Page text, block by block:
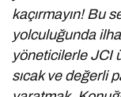
kaçırmayın! Bu
yolculuğunda
yöneticilerle JCI
sıcak ve değerli